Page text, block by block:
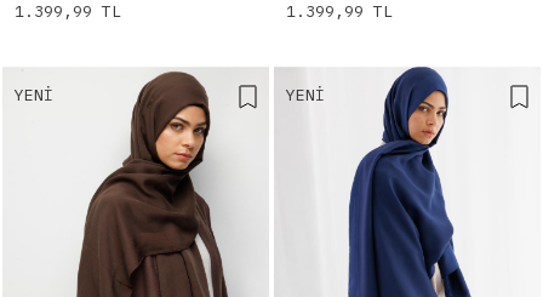
1.399,99 TL 1.399,99 TL
YENI YENI